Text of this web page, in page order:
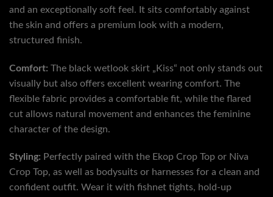
and an exceptionally soft feel. It sits comfortably against
the skin and offers a premium look with a modern,
structured finish.
Comfort: The black wetlook skirt „Kiss“ not only stands out
visually but also offers excellent wearing comfort. The
flexible fabric provides a comfortable fit, while the flared
cut allows natural movement and enhances the feminine
character of the design.
Styling: Perfectly paired with the Ekop Crop Top or Niva
Crop Top, as well as bodysuits or harnesses for a clean and
confident outfit. Wear it with fishnet tights, hold-up